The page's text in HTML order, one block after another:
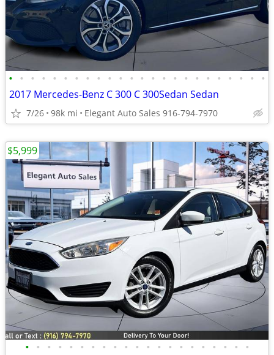
• • • • • • • • • • • • • • • • • • • • • • • •
2017 Mercedes-Benz C 300 C 300Sedan Sedan
7/26 98k mi Elegant Auto Sales 916-794-7970
• • • • • • • • • • • • • • • • • • • • •
$5,999